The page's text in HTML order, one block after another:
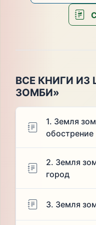
ВСЕ КНИГИ ИЗ
ЗОМБИ»
1. Земля
обострение
2. Земля
город
3. Земля